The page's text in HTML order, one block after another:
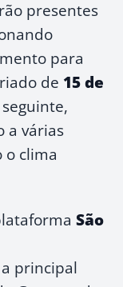
presentes
para
de 15 de
a várias
o clima
São
principal